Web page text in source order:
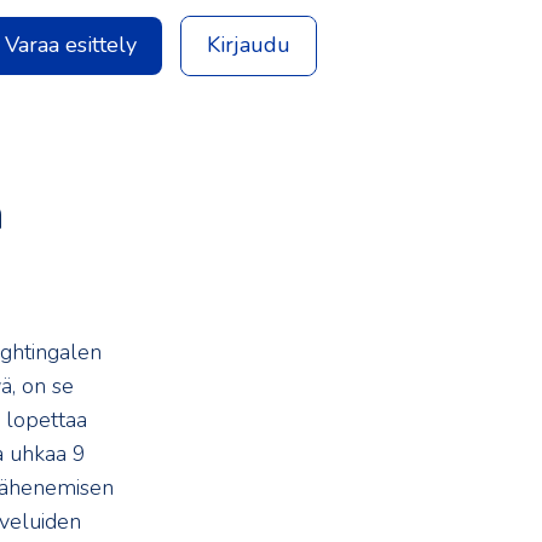
Varaa esittely Kirjaudu
on se
lopettaa
uhkaa 9